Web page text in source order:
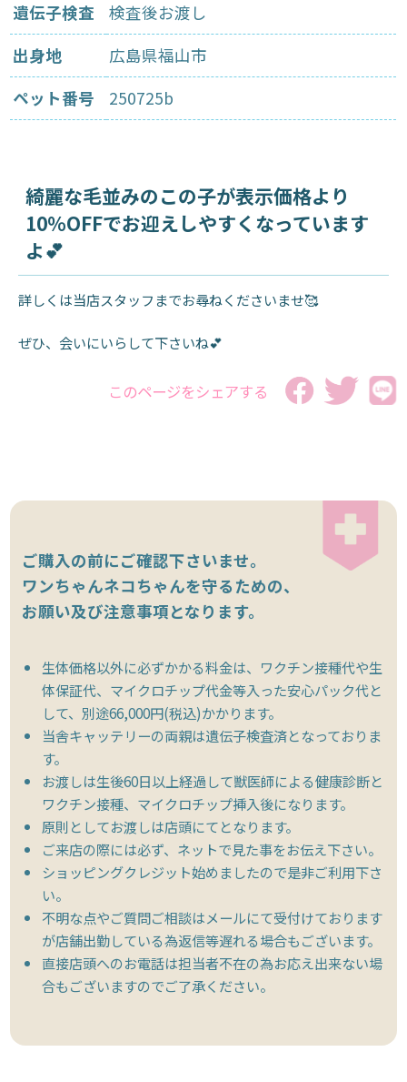
遺伝子検査
検査後お渡し
出身地
広島県福山市
ペット番号
250725b
綺麗な毛並みのこの子が表示価格より
10％OFFでお迎えしやすくなっています
よ💕
詳しくは当店スタッフまでお尋ねくださいませ🥰
ぜひ、会いにいらして下さいね💕
このページをシェアする
ご購入の前にご確認下さいませ。
ワンちゃんネコちゃんを守るための、
お願い及び注意事項となります。
生体価格以外に必ずかかる料金は、ワクチン接種代や生
体保証代、マイクロチップ代金等入った安心パック代と
して、別途66,000円(税込)かかります。
当舎キャッテリーの両親は遺伝子検査済となっておりま
す。
お渡しは生後60日以上経過して獣医師による健康診断と
ワクチン接種、マイクロチップ挿入後になります。
原則としてお渡しは店頭にてとなります。
ご来店の際には必ず、ネットで見た事をお伝え下さい。
ショッピングクレジット始めましたので是非ご利用下さ
い。
不明な点やご質問ご相談はメールにて受付けております
が店舗出勤している為返信等遅れる場合もございます。
直接店頭へのお電話は担当者不在の為お応え出来ない場
合もございますのでご了承ください。